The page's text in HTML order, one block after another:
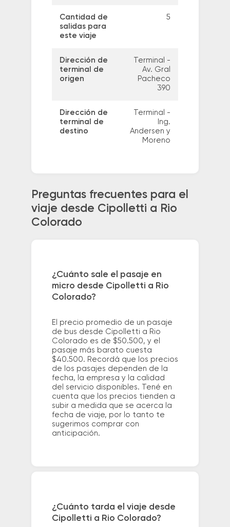
Cantidad de
salidas para
este viaje
5
Dirección de
terminal de
origen
Terminal -
Av. Gral
Pacheco
390
Dirección de
terminal de
destino
Terminal -
Ing.
Andersen y
Moreno
Preguntas frecuentes para el
viaje desde Cipolletti a Rio
Colorado
¿Cuánto sale el pasaje en
micro desde Cipolletti a Rio
Colorado?
El precio promedio de un pasaje
de bus desde Cipolletti a Rio
Colorado es de $50.500, y el
pasaje más barato cuesta
$40.500. Recordá que los precios
de los pasajes dependen de la
fecha, la empresa y la calidad
del servicio disponibles. Tené en
cuenta que los precios tienden a
subir a medida que se acerca la
fecha de viaje, por lo tanto te
sugerimos comprar con
anticipación.
¿Cuánto tarda el viaje desde
Cipolletti a Rio Colorado?